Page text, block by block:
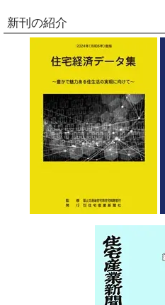
新刊の紹介